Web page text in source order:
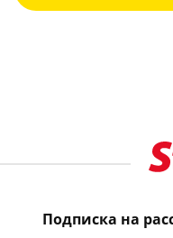
Подписка на